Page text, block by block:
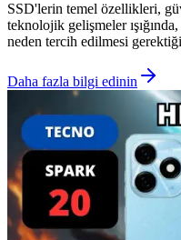
SSD'lerin temel özellikleri,
teknolojik gelişmeler
neden tercih edilmesi
Daha fazla bilgi edinin